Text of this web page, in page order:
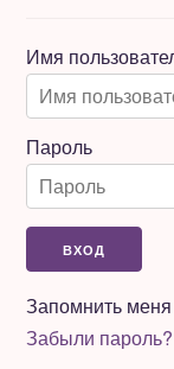
Имя
Пароль
Запомнить меня
Забыли пароль?